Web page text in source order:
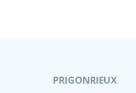
PRIGONRIEUX